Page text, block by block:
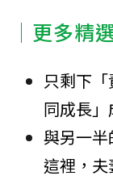
│更多精
只剩下
同成長」
與另一
這裡，夫